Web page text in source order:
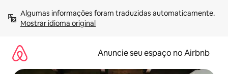
para
Mostrar idioma original
Anuncie seu espaço no Airbnb